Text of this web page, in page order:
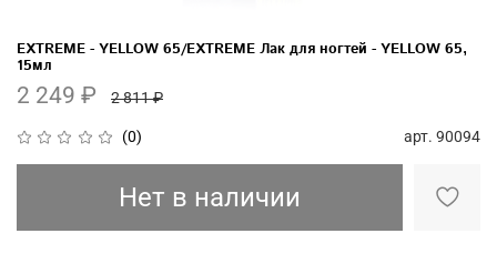
(0) арт. 90094
EXTREME - YELLOW 65/EXTREME Лак для ногтей - YELLOW 65,
15мл
2 249 ₽ 2 811 ₽
Нет в наличии